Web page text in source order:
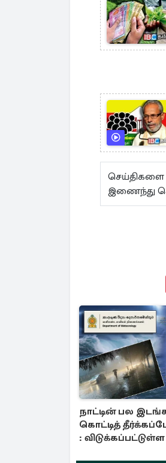
செய்திகளை
இணைந்து
நாட்டின் பல
கொட்டித்
: